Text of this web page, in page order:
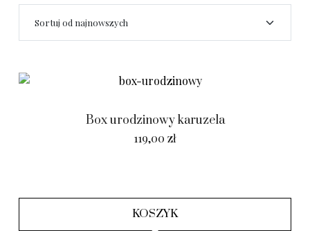
Box urodzinowy karuzela
119,00 zł
KOSZYK